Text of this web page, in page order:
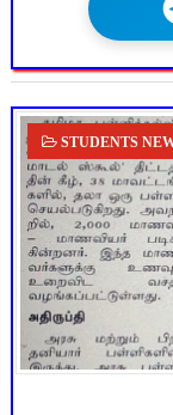
STUDENTS